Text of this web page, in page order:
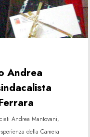
Andrea
Andrea Mantovani,
della Camera